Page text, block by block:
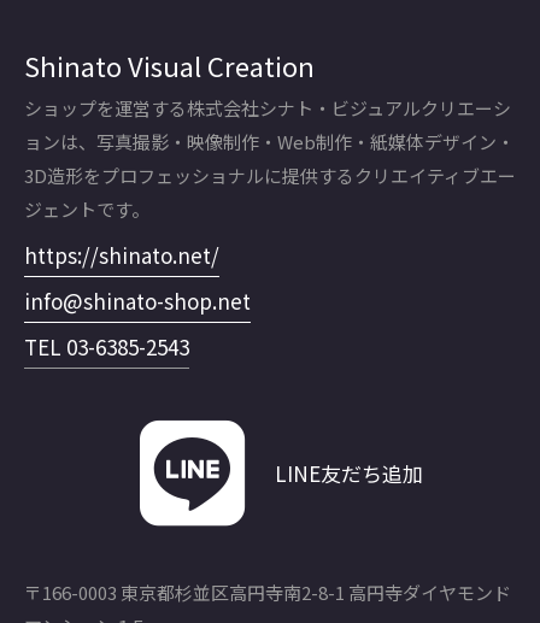
Shinato Visual Creation
ショップを運営する株式会社シナト・ビジュアルクリエーシ
ョンは、写真撮影・映像制作・Web制作・紙媒体デザイン・
3D造形をプロフェッショナルに提供するクリエイティブエー
ジェントです。
https://shinato.net/
info@shinato-shop.net
TEL 03-6385-2543
LINE友だち追加
〒166-0003 東京都杉並区高円寺南2-8-1 高円寺ダイヤモンド